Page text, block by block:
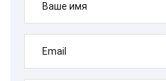
Ваше имя
Email